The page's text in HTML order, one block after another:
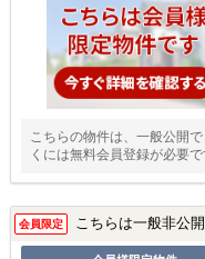
こちらの物件は、一般公開
くには無料会員登録が必要で
会員限定 こちらは一般非公